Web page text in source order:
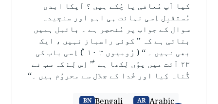
کیا آپ مُعافی پا چُکے ہیں ؟ آپکا ابدی
مُستقبِل اِسی نہائت ہی اہم اور سنجِیدہ
سوال کے جواب پر مُنحصِر ہے ۔ بائبل ہمیں
بتاتی ہے کہ ’’ کوئی راسباز نہیں ، ایک
بھی نہیں ۔ ‘‘ ( رُومیوں ۳  ۱۰ ) اِسی باب کی
۲۳ آئت میں یوُں لِکھا ہے  ’’ اِس لِۓ کہ سب نے
گُناہ کِیا اور خُدا کے جلال سے محروُم ہیں ۔‘‘
Arabic
AR
Bengali
BN